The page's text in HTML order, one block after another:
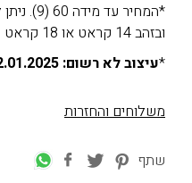
*המחיר
ובזהב 14 קראט או 18 קראט
*עיצוב לא רשום: 02.01.2025
משלוחים והחזרות
שתף